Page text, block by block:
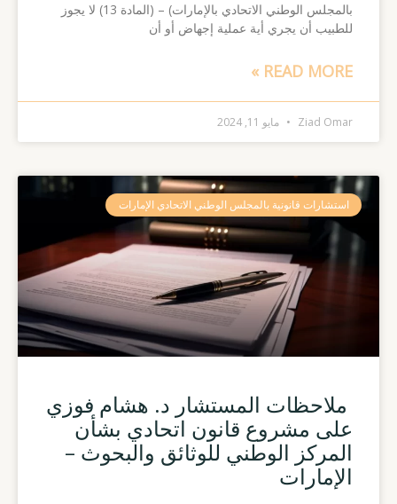
بالمجلس الوطني الاتحادي بالإمارات) – (المادة 13) لا يجوز
للطبيب أن يجري أية عملية إجهاض أو أن
READ MORE »
Ziad Omar مايو 11, 2024
استشارات قانونية بالمجلس الوطني الاتحادي الإمارات
ملاحظات المستشار د. هشام فوزي
على مشروع قانون اتحادي بشأن
المركز الوطني للوثائق والبحوث –
الإمارات